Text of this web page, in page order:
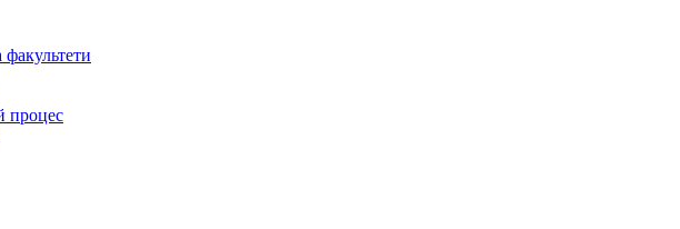
факультети
процес